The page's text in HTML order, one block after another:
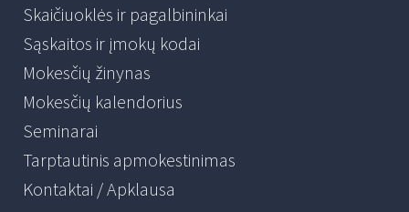
Skaičiuoklės ir pagalbininkai
Sąskaitos ir įmokų kodai
Mokesčių žinynas
Mokesčių kalendorius
Seminarai
Tarptautinis apmokestinimas
Kontaktai / Apklausa